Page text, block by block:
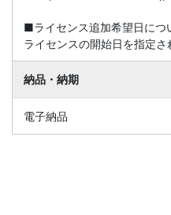
■ライセンス追加希望日につ
ライセンスの開始日を指定
納品・納期
電子納品